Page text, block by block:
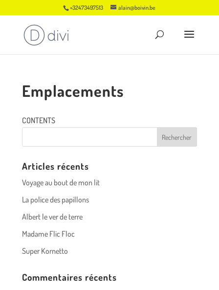
+32473497513 alain@boivin.be
Emplacements
CONTENTS
Articles récents
Voyage au bout de mon lit
La police des papillons
Albert le ver de terre
Madame Flic Floc
Super Kornetto
Commentaires récents